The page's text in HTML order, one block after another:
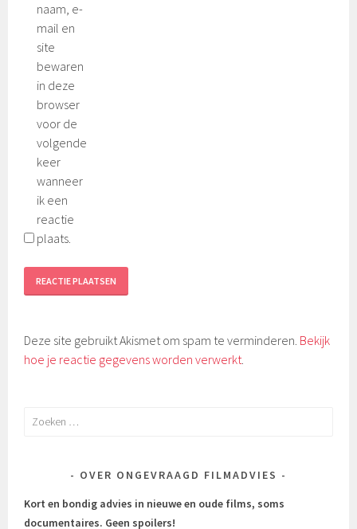
naam, e-
mail en
site
bewaren
in deze
browser
voor de
volgende
keer
wanneer
ik een
reactie
plaats.
Deze site gebruikt Akismet om spam te verminderen. Bekijk
hoe je reactie gegevens worden verwerkt.
Zoeken
OVER ONGEVRAAGD FILMADVIES
Kort en bondig advies in nieuwe en oude films, soms
documentaires. Geen spoilers!